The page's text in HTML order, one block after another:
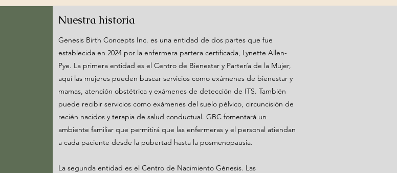
Nuestra historia
Genesis Birth Concepts Inc. es una entidad de dos partes que fue
establecida en 2024 por la enfermera partera certificada, Lynette Allen-
Pye. La primera entidad es el Centro de Bienestar y Partería de la Mujer,
aquí las mujeres pueden buscar servicios como exámenes de bienestar y
mamas, atención obstétrica y exámenes de detección de ITS. También
puede recibir servicios como exámenes del suelo pélvico, circuncisión de
recién nacidos y terapia de salud conductual. GBC fomentará un
ambiente familiar que permitirá que las enfermeras y el personal atiendan
a cada paciente desde la pubertad hasta la posmenopausia.
La segunda entidad es el Centro de Nacimiento Génesis. Las